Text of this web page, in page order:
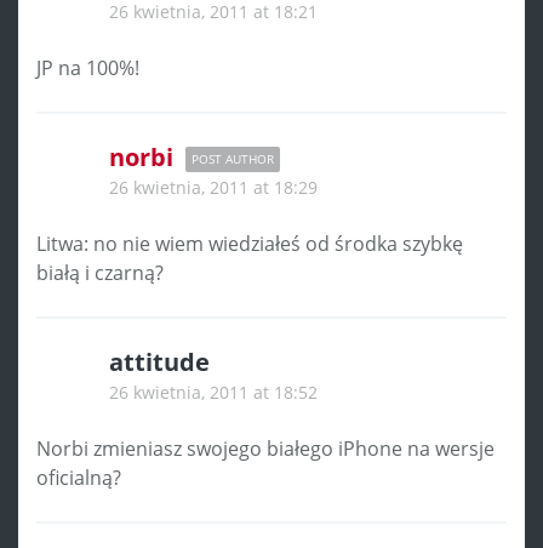
26 kwietnia, 2011 at 18:21
JP na 100%!
norbi POST AUTHOR
26 kwietnia, 2011 at 18:29
Litwa: no nie wiem wiedziałeś od środka szybkę
białą i czarną?
attitude
26 kwietnia, 2011 at 18:52
Norbi zmieniasz swojego białego iPhone na wersje
oficialną?